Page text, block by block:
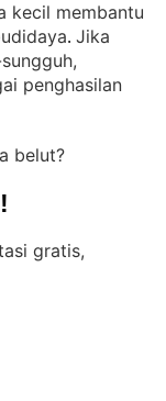
kecil membantu
. Jika
penghasilan
belut?
gratis,